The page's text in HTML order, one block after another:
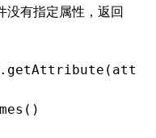
没有指定属性，返回
.getAttribute